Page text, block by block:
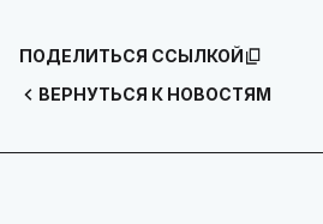
ВЕРНУТЬСЯ К НОВОСТЯМ
ПОДЕЛИТЬСЯ ССЫЛКОЙ